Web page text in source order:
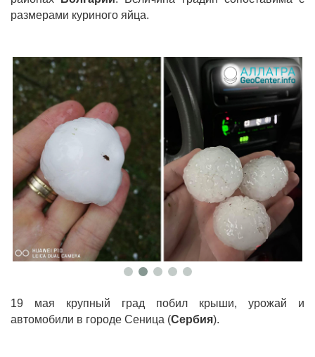
размерами куриного яйца.
19 мая крупный град побил крыши, урожай и
автомобили в городе Сеница (Сербия).